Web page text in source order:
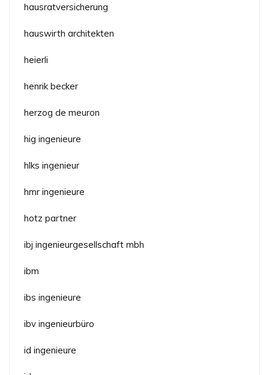
hausratversicherung
hauswirth architekten
heierli
henrik becker
herzog de meuron
hig ingenieure
hlks ingenieur
hmr ingenieure
hotz partner
ibj ingenieurgesellschaft mbh
ibm
ibs ingenieure
ibv ingenieurbüro
id ingenieure